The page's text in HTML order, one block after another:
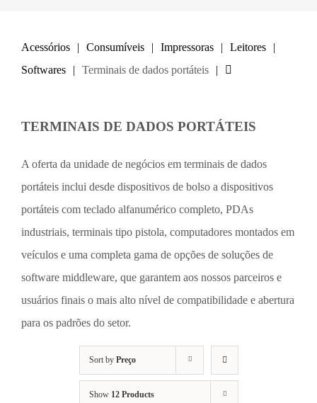
Acessórios Consumíveis Impressoras
Leitores
Softwares
Terminais de dados portáteis
TERMINAIS DE DADOS PORTÁTEIS
A oferta da unidade de negócios em terminais de dados
portáteis inclui desde dispositivos de bolso a dispositivos
portáteis com teclado alfanumérico completo, PDAs
industriais, terminais tipo pistola, computadores montados em
veículos e uma completa gama de opções de soluções de
software middleware, que garantem aos nossos parceiros e
usuários finais o mais alto nível de compatibilidade e abertura
para os padrões do setor.
Sort by Preço
Show 12 Products